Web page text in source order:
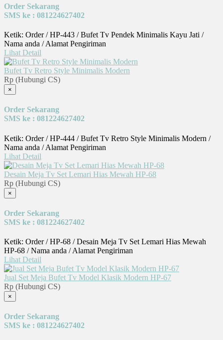
Order Sekarang
SMS ke : 081224627402
Ketik: Order / HP-443 / Bufet Tv Pendek Minimalis Kayu Jati /
Nama anda / Alamat Pengiriman
Lihat Detail
Bufet Tv Retro Style Minimalis Modern
Rp (Hubungi CS)
×
Order Sekarang
SMS ke : 081224627402
Ketik: Order / HP-444 / Bufet Tv Retro Style Minimalis Modern /
Nama anda / Alamat Pengiriman
Lihat Detail
Desain Meja Tv Set Lemari Hias Mewah HP-68
Rp (Hubungi CS)
×
Order Sekarang
SMS ke : 081224627402
Ketik: Order / HP-68 / Desain Meja Tv Set Lemari Hias Mewah
HP-68 / Nama anda / Alamat Pengiriman
Lihat Detail
Jual Set Meja Bufet Tv Model Klasik Modern HP-67
Rp (Hubungi CS)
×
Order Sekarang
SMS ke : 081224627402